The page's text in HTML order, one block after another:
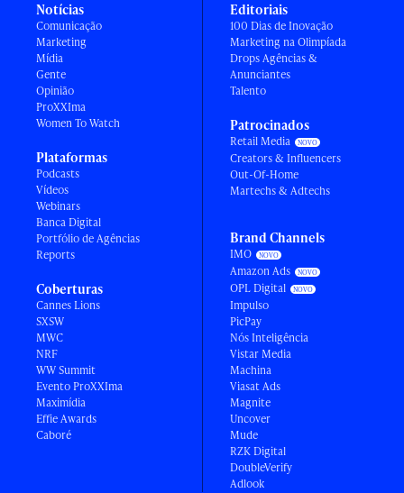
Notícias
Comunicação
Marketing
Mídia
Gente
Opinião
ProXXIma
Women To Watch
Plataformas
Podcasts
Vídeos
Webinars
Banca Digital
Portfólio de Agências
Reports
Coberturas
Cannes Lions
SXSW
MWC
NRF
WW Summit
Evento ProXXIma
Maximídia
Effie Awards
Caboré
Editoriais
100 Dias de Inovação
Marketing na Olimpíada
Drops Agências &
Anunciantes
Talento
Patrocinados
Retail Media
Creators & Influencers
Out-Of-Home
Martechs & Adtechs
Brand Channels
IMO
Amazon Ads
OPL Digital
Impulso
PicPay
Nós Inteligência
Vistar Media
Machina
Viasat Ads
Magnite
Uncover
Mude
RZK Digital
DoubleVerify
Adlook